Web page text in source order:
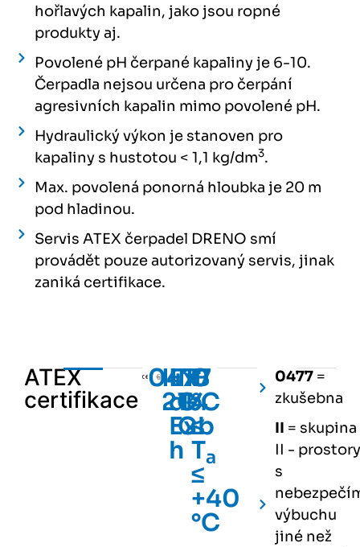
hořlavých kapalin, jako jsou ropné
produkty aj.
Povolené pH čerpané kapaliny je 6-10.
Čerpadla nejsou určena pro čerpání
agresivních kapalin mimo povolené pH.
Hydraulický výkon je stanoven pro
kapaliny s hustotou < 1,1 kg/dm3.
Max. povolená ponorná hloubka je 20 m
pod hladinou.
Servis ATEX čerpadel DRENO smí
provádět pouze autorizovaný servis, jinak
zaniká certifikace.
ATEX
certifikace
0477
II
2G
Ex
db
Ex
h
IIB
T4
Gb
0
°C
≤
Ta
≤
+40
°C
0477 =
zkušebna
II = skupina
II -
s
výbuchu
jiné než